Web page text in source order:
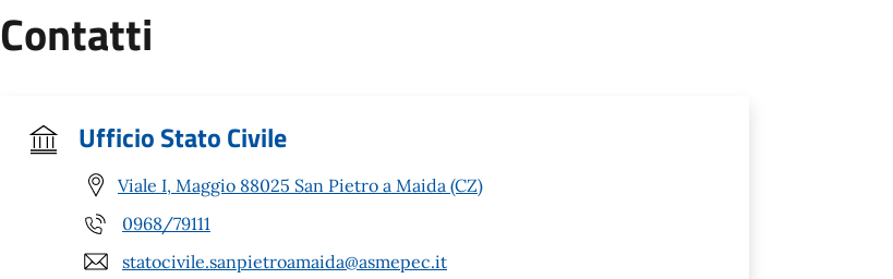
Contatti
Ufficio Stato Civile
Viale I, Maggio 88025 San Pietro a Maida (CZ)
0968/79111
statocivile.sanpietroamaida@asmepec.it